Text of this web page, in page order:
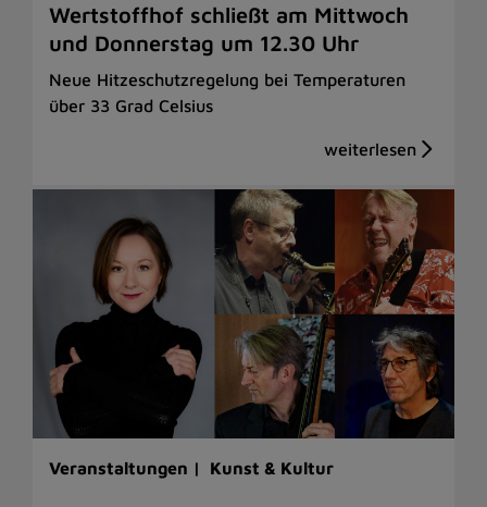
Wertstoffhof schließt am Mittwoch
und Donnerstag um 12.30 Uhr
Neue Hitzeschutzregelung bei Temperaturen
über 33 Grad Celsius
Veranstaltungen | Kunst & Kultur